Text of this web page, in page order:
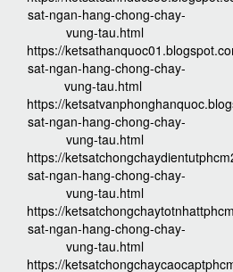
sat-ngan-hang-chong-chay-
vung-tau.html
https://
sat-ngan-hang-chong-chay-
vung-tau.html
https://
sat-ngan-hang-chong-chay-
vung-tau.html
https://
sat-ngan-hang-chong-chay-
vung-tau.html
https://
sat-ngan-hang-chong-chay-
vung-tau.html
https://